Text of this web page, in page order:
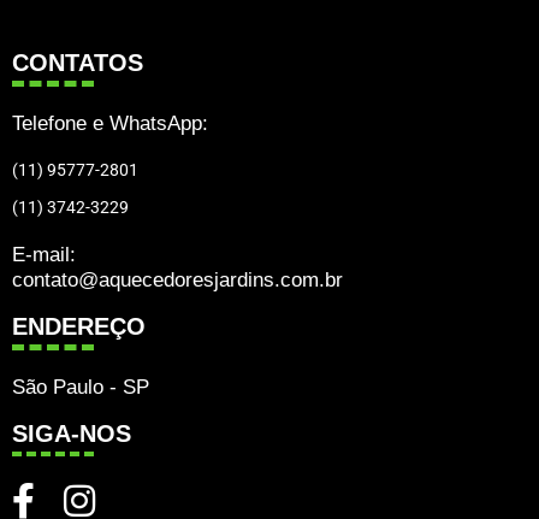
CONTATOS
Telefone e WhatsApp:
(11) 95777-2801
(11) 3742-3229
E-mail:
contato@aquecedoresjardins.com.br
ENDEREÇO
São Paulo - SP
SIGA-NOS